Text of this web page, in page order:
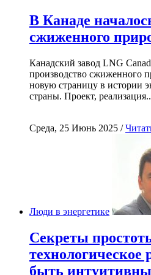
В Канаде
сжиженного
Канадский завод LNG
производство сжиженного
новую страницу в истории
страны. Проект,
Среда, 25 Июнь 2025 /
Люди в энергетике
Секреты
быть